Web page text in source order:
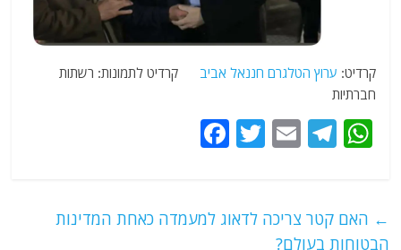
קרדיט: ערוץ הטלגרם חננאל אביב קרדיט לתמונות: רשתות
חברתיות
W
s
T
g
E
l
T
er
e ← האם קטר צריכה לדאוג למעמדה כאחת המדינות
הבטוחות בעולם?